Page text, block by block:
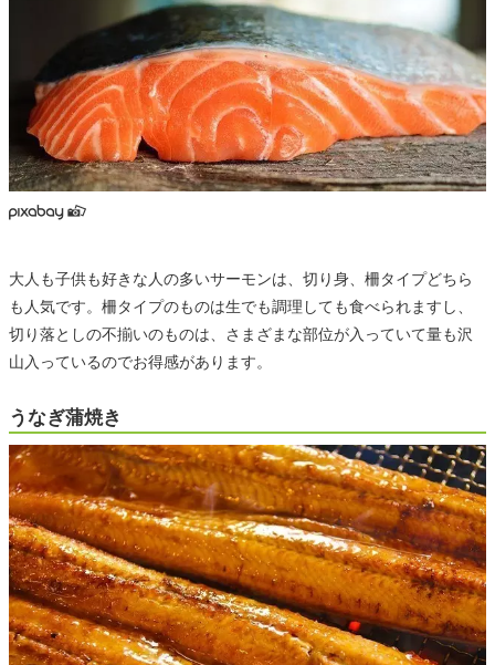
大人も子供も好きな人の多いサーモンは、切り身、柵タイプどちら
も人気です。柵タイプのものは生でも調理しても食べられますし、
切り落としの不揃いのものは、さまざまな部位が入っていて量も沢
山入っているのでお得感があります。
うなぎ蒲焼き